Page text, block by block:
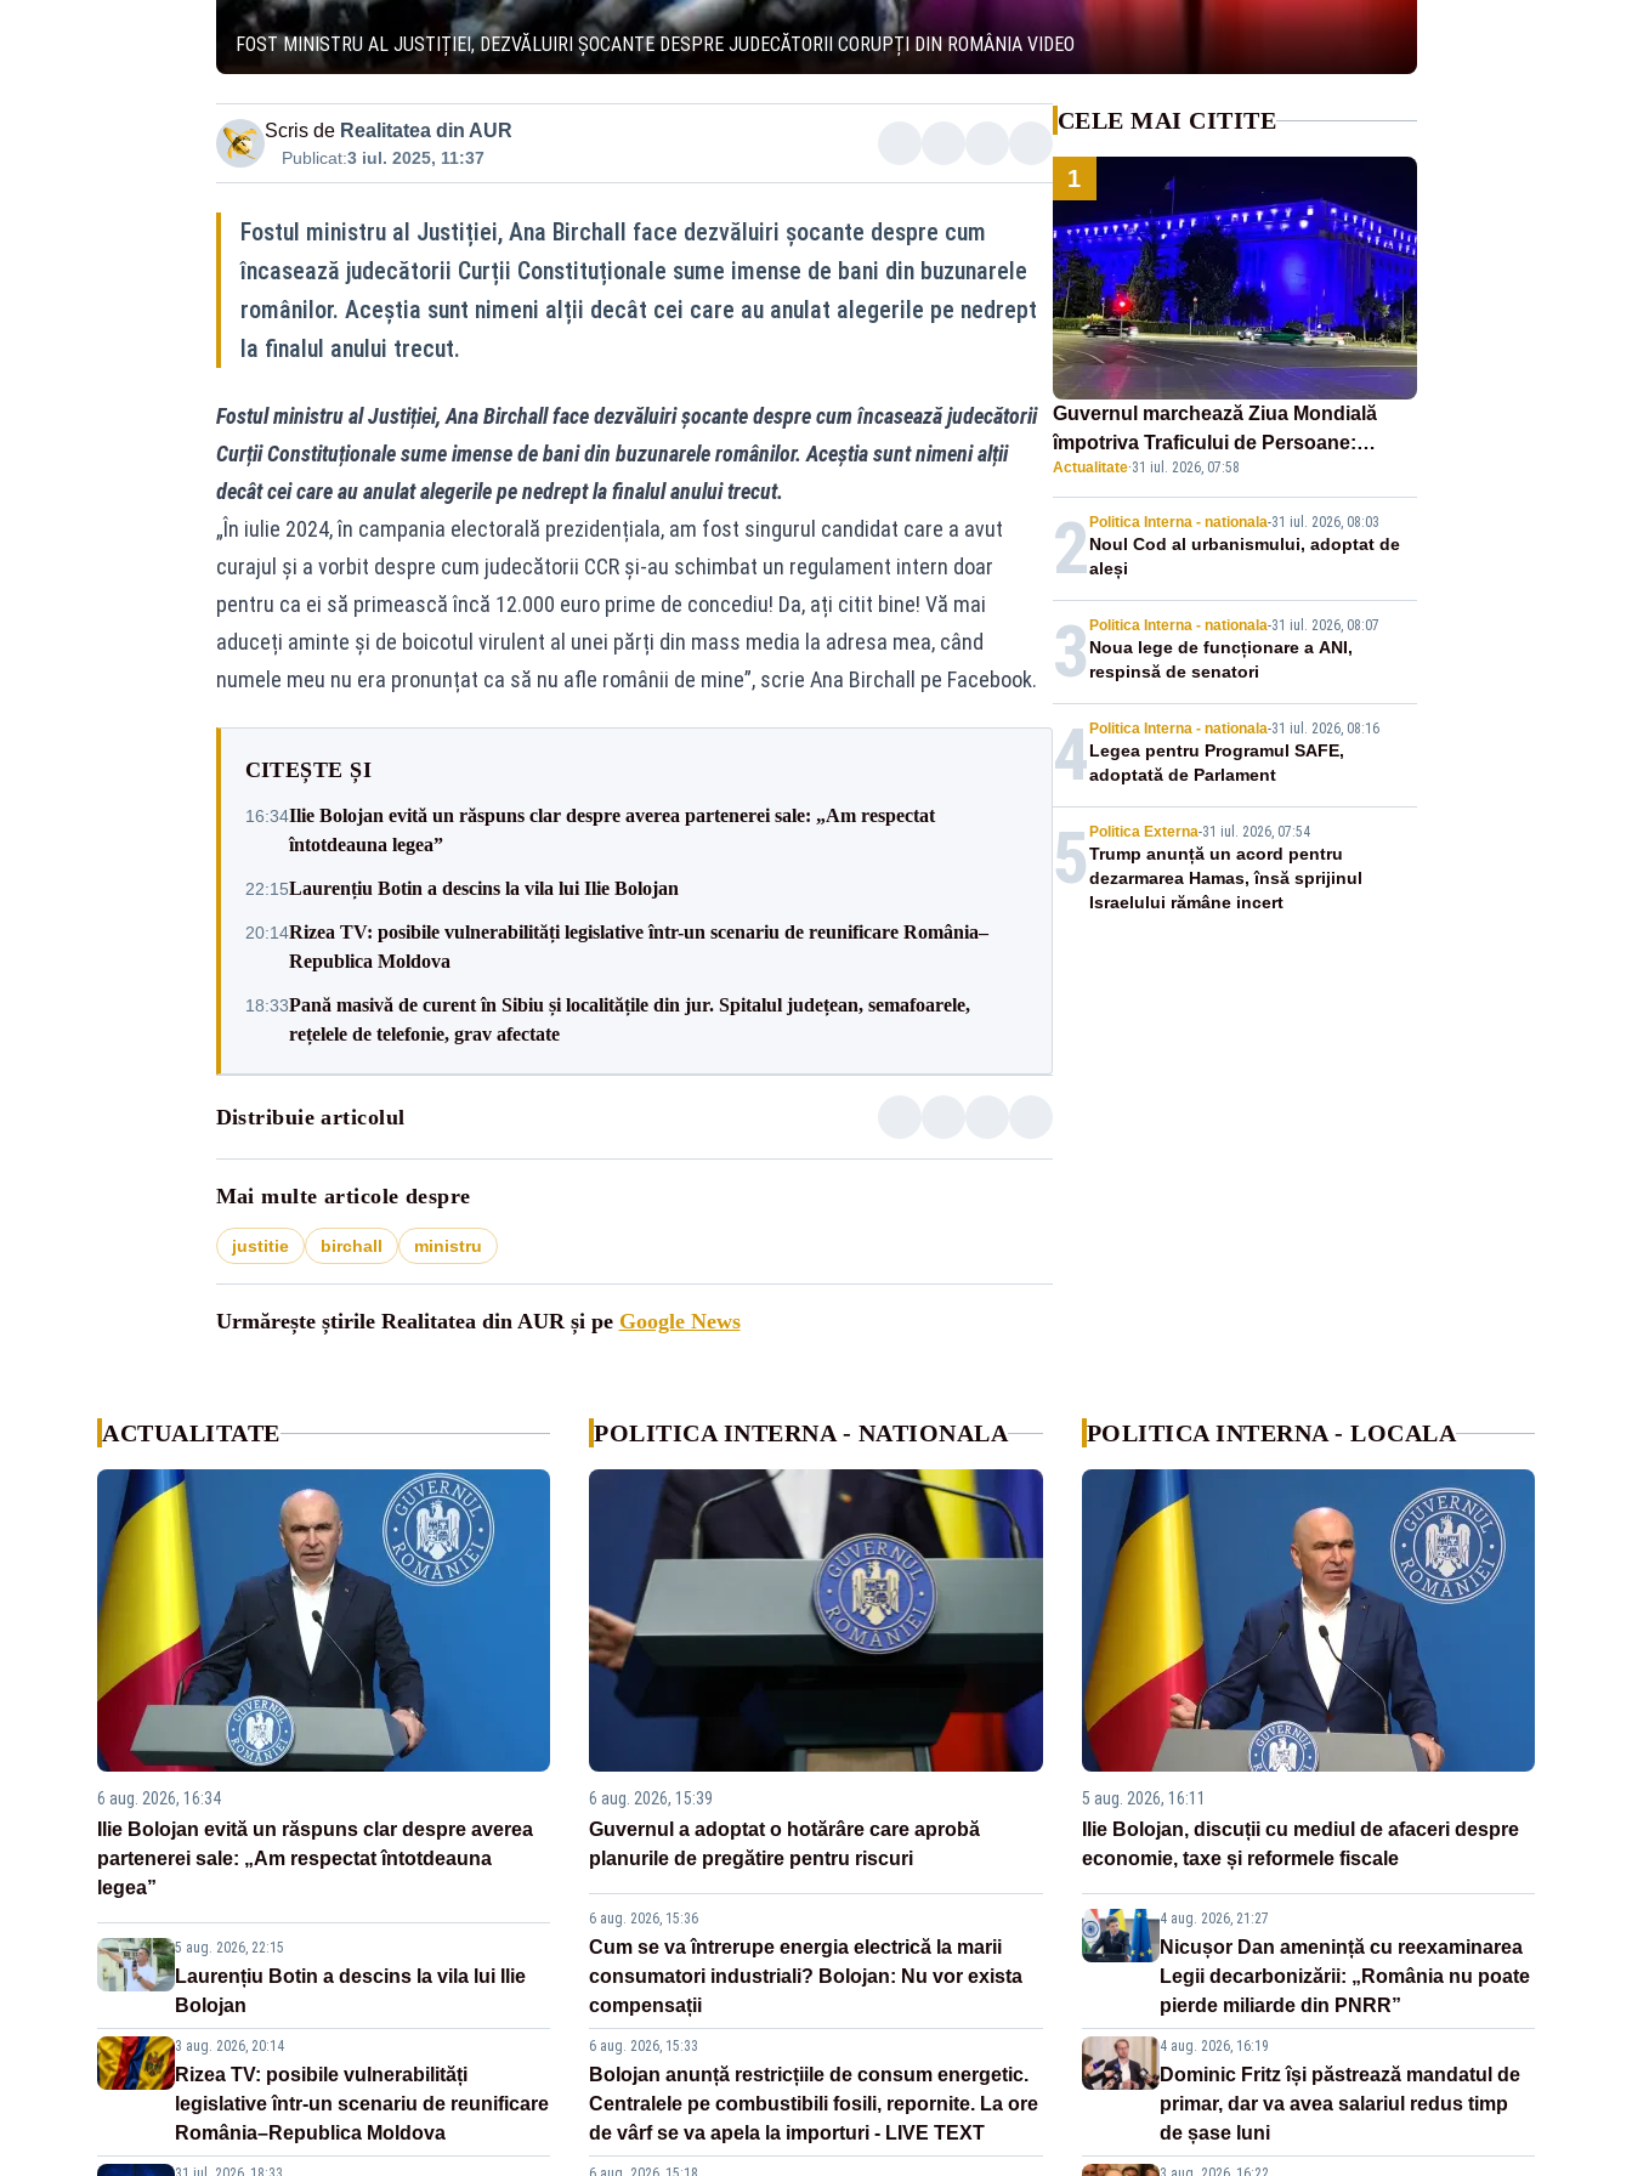
FOST MINISTRU AL JUSTIȚIEI, DEZVĂLUIRI ȘOCANTE DESPRE JUDECĂTORII CORUPȚI DIN ROMÂNIA VIDEO
Scris de Realitatea din AUR
Publicat:3 iul. 2025, 11:37
Fostul ministru al Justiției, Ana Birchall face dezvăluiri șocante despre cum
încasează judecătorii Curții Constituționale sume imense de bani din buzunarele
românilor. Aceștia sunt nimeni alții decât cei care au anulat alegerile pe nedrept
la finalul anului trecut.
Fostul ministru al Justiției, Ana Birchall face dezvăluiri șocante despre cum încasează judecătorii
Curții Constituționale sume imense de bani din buzunarele românilor. Aceștia sunt nimeni alții
decât cei care au anulat alegerile pe nedrept la finalul anului trecut.
„În iulie 2024, în campania electorală prezidențiala, am fost singurul candidat care a avut
curajul și a vorbit despre cum judecătorii CCR și-au schimbat un regulament intern doar
pentru ca ei să primească încă 12.000 euro prime de concediu! Da, ați citit bine! Vă mai
aduceți aminte și de boicotul virulent al unei părți din mass media la adresa mea, când
numele meu nu era pronunțat ca să nu afle românii de mine”, scrie Ana Birchall pe Facebook.
CITEȘTE ȘI
16:34Ilie Bolojan evită un răspuns clar despre averea partenerei sale: „Am respectat
întotdeauna legea”
22:15Laurențiu Botin a descins la vila lui Ilie Bolojan
20:14Rizea TV: posibile vulnerabilități legislative într-un scenariu de reunificare România–
Republica Moldova
18:33Pană masivă de curent în Sibiu și localitățile din jur. Spitalul județean, semafoarele,
rețelele de telefonie, grav afectate
Distribuie articolul
Mai multe articole despre
justitie birchall ministru
Urmărește știrile Realitatea din AUR și pe Google News
CELE MAI CITITE
1
Guvernul marchează Ziua Mondială
împotriva Traficului de Persoane:
Palatul Victoria, iluminat în albastru
Actualitate·31 iul. 2026, 07:58
2 Politica Interna - nationala-31 iul. 2026, 08:03
Noul Cod al urbanismului, adoptat de
aleși
3 Politica Interna - nationala-31 iul. 2026, 08:07
Noua lege de funcționare a ANI,
respinsă de senatori
4 Politica Interna - nationala-31 iul. 2026, 08:16
Legea pentru Programul SAFE,
adoptată de Parlament
5 Politica Externa-31 iul. 2026, 07:54
Trump anunță un acord pentru
dezarmarea Hamas, însă sprijinul
Israelului rămâne incert
ACTUALITATE
6 aug. 2026, 16:34
Ilie Bolojan evită un răspuns clar despre averea
partenerei sale: „Am respectat întotdeauna
legea”
5 aug. 2026, 22:15
Laurențiu Botin a descins la vila lui Ilie
Bolojan
3 aug. 2026, 20:14
Rizea TV: posibile vulnerabilități
legislative într-un scenariu de reunificare
România–Republica Moldova
POLITICA INTERNA - NATIONALA
6 aug. 2026, 15:39
Guvernul a adoptat o hotărâre care aprobă
planurile de pregătire pentru riscuri
6 aug. 2026, 15:36
Cum se va întrerupe energia electrică la marii
consumatori industriali? Bolojan: Nu vor exista
compensații
6 aug. 2026, 15:33
Bolojan anunță restricțiile de consum energetic.
Centralele pe combustibili fosili, repornite. La ore
de vârf se va apela la importuri - LIVE TEXT
POLITICA INTERNA - LOCALA
5 aug. 2026, 16:11
Ilie Bolojan, discuții cu mediul de afaceri despre
economie, taxe și reformele fiscale
4 aug. 2026, 21:27
Nicușor Dan amenință cu reexaminarea
Legii decarbonizării: „România nu poate
pierde miliarde din PNRR”
4 aug. 2026, 16:19
Dominic Fritz își păstrează mandatul de
primar, dar va avea salariul redus timp
de șase luni